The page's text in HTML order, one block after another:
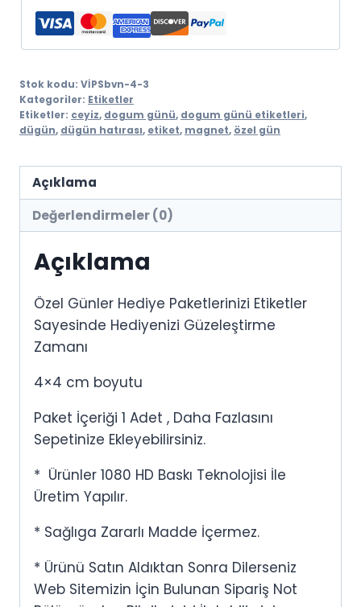
Stok kodu: VİPSbvn-4-3
Kategoriler: Etiketler
Etiketler: ceyiz, dogum günü, dogum günü etiketleri,
dügün, dügün hatırası, etiket, magnet, özel gün
Açıklama
Değerlendirmeler (0)
Açıklama
Özel Günler Hediye Paketlerinizi Etiketler
Sayesinde Hediyenizi Güzeleştirme
Zamanı
4×4 cm boyutu
Paket İçeriği 1 Adet , Daha Fazlasını
Sepetinize Ekleyebilirsiniz.
* Ürünler 1080 HD Baskı Teknolojisi İle
Üretim Yapılır.
* Sağlıga Zararlı Madde İçermez.
* Ürünü Satın Aldıktan Sonra Dilerseniz
Web Sitemizin İçin Bulunan Sipariş Not